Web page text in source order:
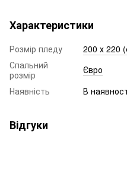
Характеристики
Розмір пледу
200 х 220
Спальний
розмір
Євро
Наявність
В
Відгуки